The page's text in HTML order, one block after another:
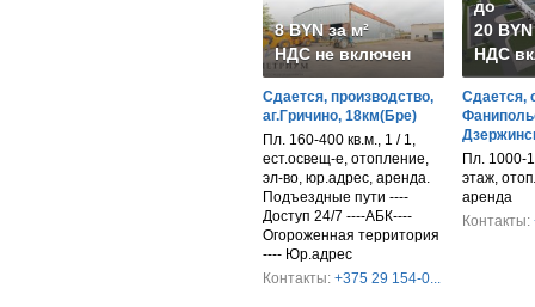
8 BYN за м²
НДС не включен
Сдается, производство,
аг.Гричино, 18км(Бре)
Пл. 160-400 кв.м., 1 / 1,
ест.освещ-е, отопление,
эл-во, юр.адрес, аренда.
Подъездные пути ----
Доступ 24/7 ----АБК----
Огороженная территория
---- Юр.адрес
Контакты: +375 29 154-0...
до
20
НДС
Сдается,
Пл. 1000-
этаж,
аренда
Контакты: